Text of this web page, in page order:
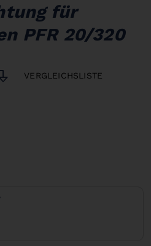
für
PFR 20/320
VERGLEICHSLISTE